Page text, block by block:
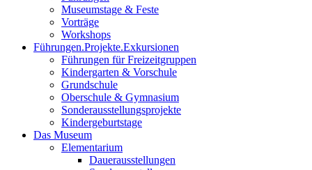
Museumstage & Feste
Vorträge
Workshops
Führungen.Projekte.Exkursionen
Führungen für Freizeitgruppen
Kindergarten & Vorschule
Grundschule
Oberschule & Gymnasium
Sonderausstellungsprojekte
Kindergeburtstage
Das Museum
Elementarium
Dauerausstellungen